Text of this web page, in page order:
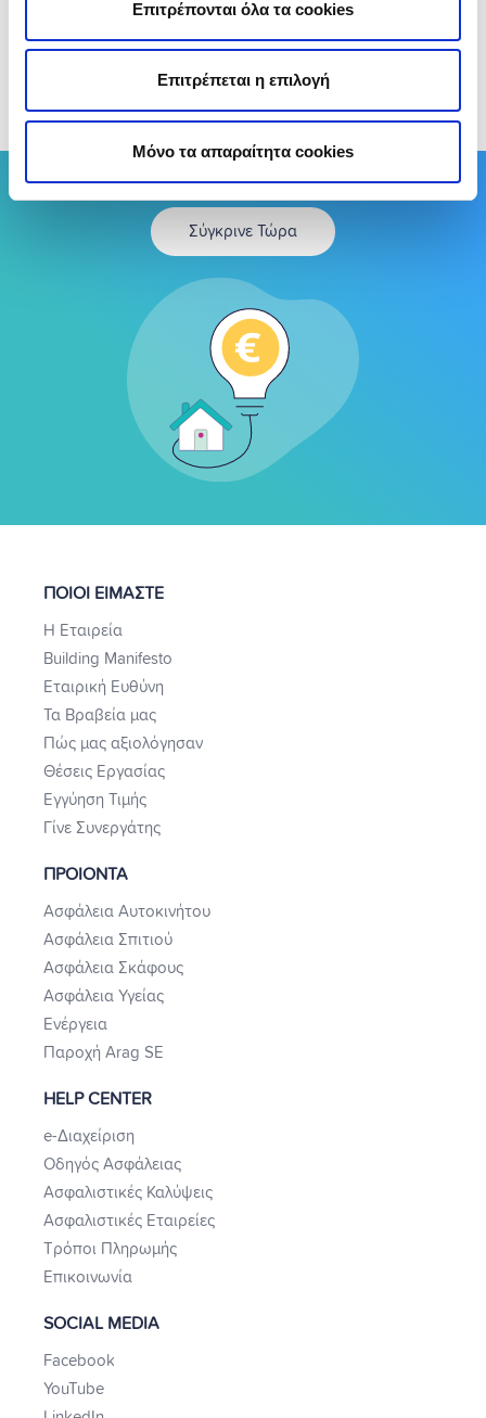
Επιτρέπονται όλα τα cookies
Επιτρέπεται η επιλογή
Μόνο τα απαραίτητα cookies
κλείσεις την προσφορά που σε συμφέρει
(Αξιολόγησε αυτό το άρθρο)
Σύγκρινε έως 14 Παρόχους Ρεύματος
Σύγκρινε Τώρα
ΠΟΙΟΙ ΕΙΜΑΣΤΕ
Η Εταιρεία
Building Manifesto
Εταιρική Ευθύνη
Τα Βραβεία μας
Πώς μας αξιολόγησαν
Θέσεις Εργασίας
Εγγύηση Τιμής
Γίνε Συνεργάτης
ΠΡΟΙΟΝΤΑ
Ασφάλεια Αυτοκινήτου
Ασφάλεια Σπιτιού
Ασφάλεια Σκάφους
Ασφάλεια Υγείας
Ενέργεια
Παροχή Arag SE
HELP CENTER
e-Διαχείριση
Οδηγός Ασφάλειας
Ασφαλιστικές Καλύψεις
Ασφαλιστικές Εταιρείες
Τρόποι Πληρωμής
Επικοινωνία
SOCIAL MEDIA
Facebook
YouTube